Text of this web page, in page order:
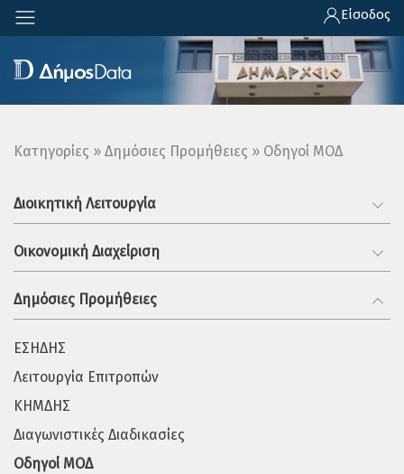
Παράκαμψη
προς
κυρίως
Είσοδος
Breadcrumb
Κατηγορίες Δημόσιες Προμήθειες Οδηγοί ΜΟΔ
Διοικητική Λειτουργία
Οικονομική Διαχείριση
Δημόσιες Προμήθειες
ΕΣΗΔΗΣ
Λειτουργία Επιτροπών
ΚΗΜΔΗΣ
Διαγωνιστικές Διαδικασίες
Οδηγοί ΜΟΔ